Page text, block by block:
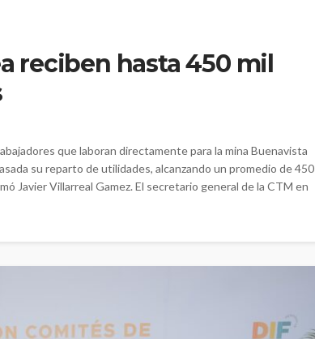
reciben hasta 450 mil
que laboran directamente para la mina Buenavista
su reparto de utilidades, alcanzando un promedio de 450
Javier Villarreal Gamez. El secretario general de la CTM en